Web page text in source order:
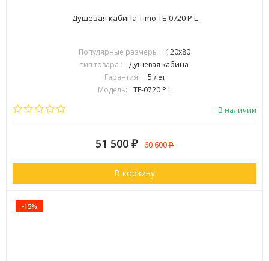
Душевая кабина Timo TE-0720 P L
Популярные размеры:
120х80
тип товара :
Душевая кабина
Гарантия :
5 лет
Модель:
TE-0720 P L
В наличии
51 500 ₽ 60 600₽
В корзину
-15%